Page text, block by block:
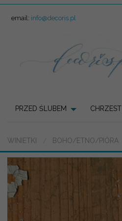
email: info@decoris.pl
PRZED ŚLUBEM CHRZEST
WINIETKI BOHO/ETNO/PIÓRA